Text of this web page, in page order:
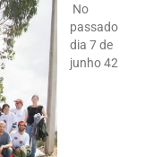
No
passado
dia 7 de
junho 42